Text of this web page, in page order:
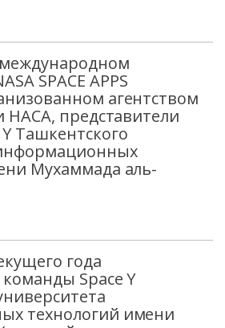
SPACE APPS
агентством
НАСА, представители
Ташкентского
Мухаммада аль-
года
Space Y
технологий имени